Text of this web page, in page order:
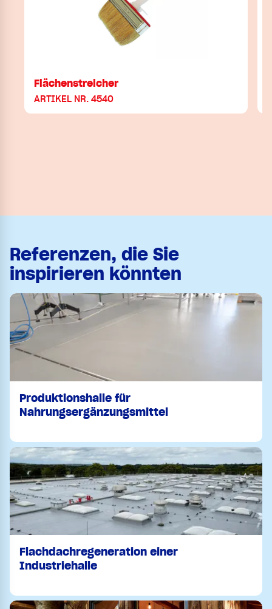
Flächenstreicher
ARTIKEL NR. 4540
Referenzen, die Sie
inspirieren könnten
Produktionshalle für
Nahrungsergänzungsmittel
Flachdachregeneration einer
Industriehalle